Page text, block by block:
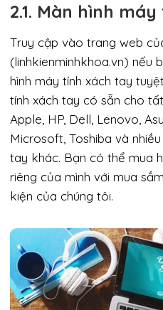
2.1. Màn hình
Truy cập vào trang web
(linhkienminhkhoa.vn) nếu
hình máy tính xách tay
tính xách tay có sẵn cho
Apple, HP, Dell, Lenovo,
Microsoft, Toshiba và
tay khác. Bạn có thể mua
riêng của mình với mua
kiện của chúng tôi.